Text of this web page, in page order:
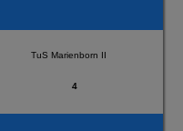
TuS Marienborn II
4